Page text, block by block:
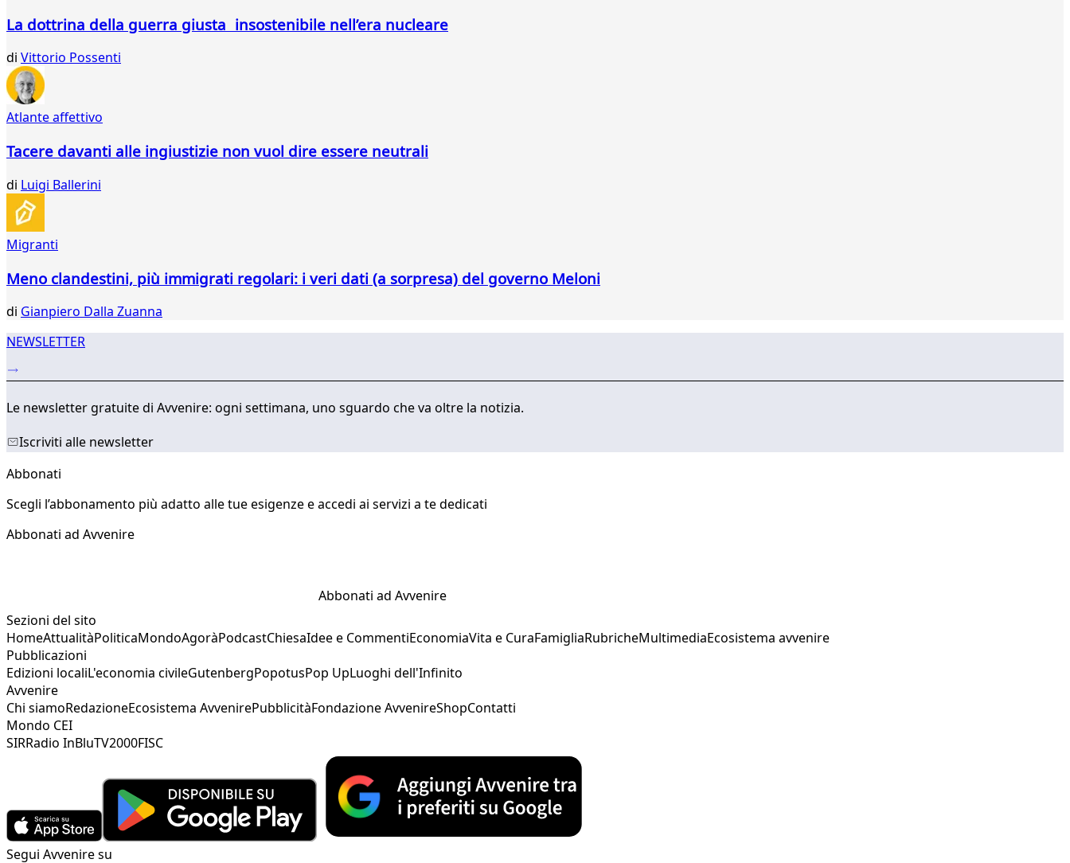
...
La dottrina della guerra giusta insostenibile nell’era nucleare
di Vittorio Possenti
Atlante affettivo
Tacere davanti alle ingiustizie non vuol dire essere neutrali
di Luigi Ballerini
Migranti
Meno clandestini, più immigrati regolari: i veri dati (a sorpresa) del governo Meloni
di Gianpiero Dalla Zuanna
NEWSLETTER
Le newsletter gratuite di Avvenire: ogni settimana, uno sguardo che va oltre la notizia.
Iscriviti alle newsletter
Abbonati
Scegli l’abbonamento più adatto alle tue esigenze e accedi ai servizi a te dedicati
Abbonati ad Avvenire
Abbonati ad Avvenire
Sezioni del sito
HomeAttualitàPoliticaMondoAgoràPodcastChiesaIdee e CommentiEconomiaVita e CuraFamigliaRubricheMultimediaEcosistema avvenire
Pubblicazioni
Edizioni localiL'economia civileGutenbergPopotusPop UpLuoghi dell'Infinito
Avvenire
Chi siamoRedazioneEcosistema AvvenirePubblicitàFondazione AvvenireShopContatti
Mondo CEI
SIRRadio InBluTV2000FISC
Segui Avvenire su